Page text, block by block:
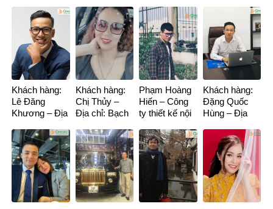
Khách hàng:
Lê Đăng
Khương – Địa
Goldmark
City, Hồ Tùng
Mậu
Khách hàng:
Chị Thủy –
Địa chỉ: Bạch
Đông Nam
Cường, TP
Hải Dương
Phạm Hoàng
Hiến – Công
ty thiết kế nội
Khách hàng:
Đặng Quốc
Hùng – Địa